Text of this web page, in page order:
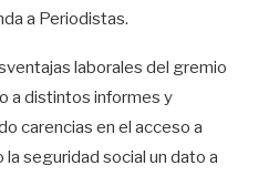
a Periodistas.
laborales del gremio
a distintos informes y
carencias en el acceso a
seguridad social un dato a